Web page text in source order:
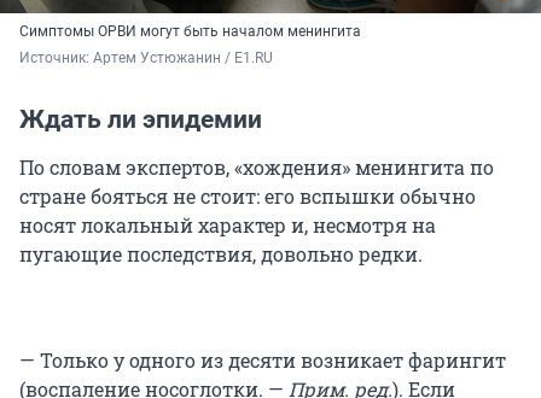
Симптомы ОРВИ могут быть началом менингита
Источник: Артем Устюжанин / E1.RU
Ждать ли эпидемии
По словам экспертов, «хождения» менингита по
стране бояться не стоит: его вспышки обычно
носят локальный характер и, несмотря на
пугающие последствия, довольно редки.
— Только у одного из десяти возникает фарингит
(воспаление носоглотки. — Прим. ред.). Если